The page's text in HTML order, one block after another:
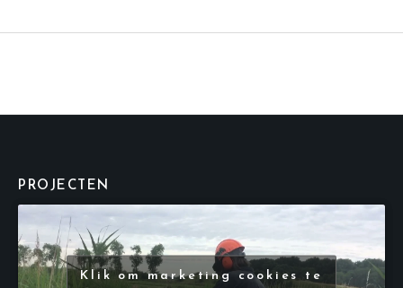
PROJECTEN
Klik om marketing cookies te